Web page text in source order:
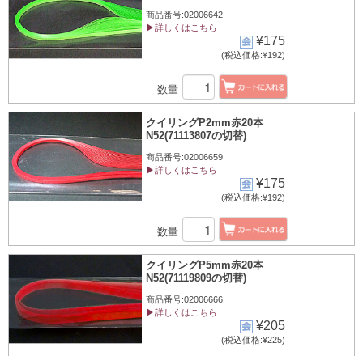
商品番号:02006642
▶詳しくはこちら
¥175
(税込価格:¥192)
数量
クイリングP2mm赤20本
N52(71113807の切替)
商品番号:02006659
▶詳しくはこちら
¥175
(税込価格:¥192)
数量
クイリングP5mm赤20本
N52(71119809の切替)
商品番号:02006666
▶詳しくはこちら
¥205
(税込価格:¥225)